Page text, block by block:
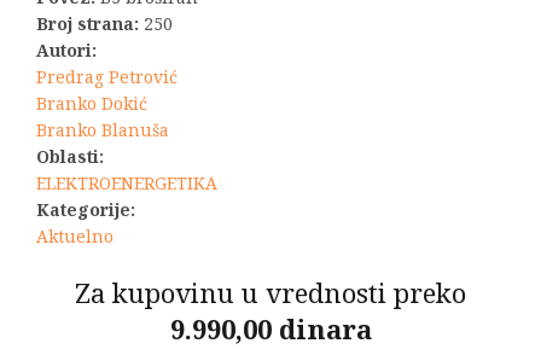
Broj strana: 250
Autori:
Predrag Petrović
Branko Dokić
Branko Blanuša
Oblasti:
ELEKTROENERGETIKA
Kategorije:
Aktuelno
Za kupovinu u vrednosti preko
9.990,00 dinara